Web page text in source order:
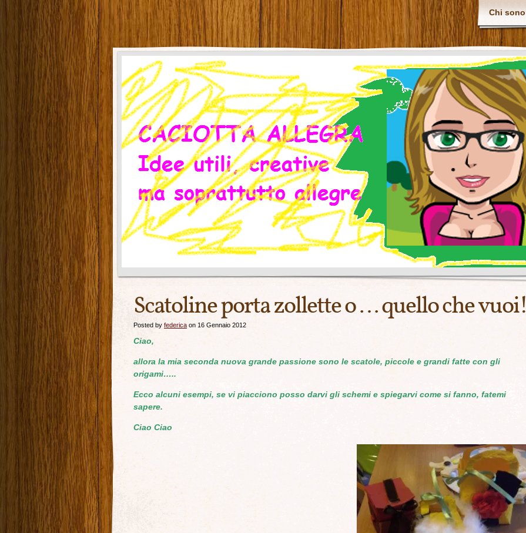
Chi sono
Scatoline porta zollette o … quello che vuoi!
Posted by federica on 16 Gennaio 2012
Ciao,
allora la mia seconda nuova grande passione sono le scatole, piccole e grandi fatte con gli
origami…..
Ecco alcuni esempi, se vi piacciono posso darvi gli schemi e spiegarvi come si fanno, fatemi
sapere.
Ciao Ciao